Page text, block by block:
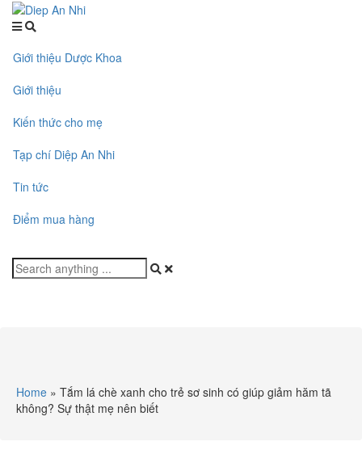
Giới thiệu Dược Khoa
Giới thiệu
Kiến thức cho mẹ
Tạp chí Diệp An Nhi
Tin tức
Điểm mua hàng
Home » Tắm lá chè xanh cho trẻ sơ sinh có giúp giảm hăm tã
không? Sự thật mẹ nên biết